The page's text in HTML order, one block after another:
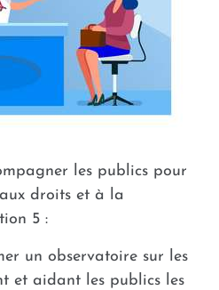
les publics pour
droits et à la
5 :
un observatoire sur les
et aidant les publics les